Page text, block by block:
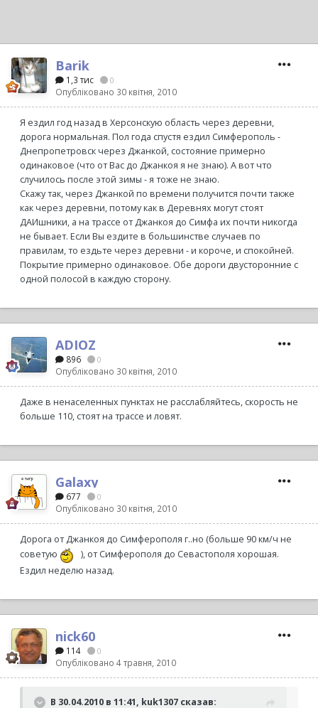
Barik
1,3 тис 0
Опубліковано 30 квітня, 2010
Я ездил год назад в Херсонскую область через деревни,
дорога нормальная. Пол года спустя ездил Симферополь -
Днепропетровск через Джанкой, состояние примерно
одинаковое (что от Вас до Джанкоя я не знаю). А вот что
случилось после этой зимы - я тоже не знаю.
Скажу так, через Джанкой по времени получится почти также
как через деревни, потому как в Деревнях могут стоят
ДАИшники, а на трассе от Джанкоя до Симфа их почти никогда
не бывает. Если Вы ездите в большинстве случаев по
правилам, то ездьте через деревни - и короче, и спокойней.
Покрытие примерно одинаковое. Обе дороги двусторонние с
одной полосой в каждую сторону.
ADIOZ
896 0
Опубліковано 30 квітня, 2010
Даже в ненаселенных пунктах не расслабляйтесь, скорость не
больше 110, стоят на трассе и ловят.
Galaxy
677 0
Опубліковано 30 квітня, 2010
Дорога от Джанкоя до Симферополя г..но (больше 90 км/ч не
советую
), от Симферополя до Севастополя хорошая.
Ездил неделю назад.
nick60
114 0
Опубліковано 4 травня, 2010
В 30.04.2010 в 11:41, kuk1307 сказав: